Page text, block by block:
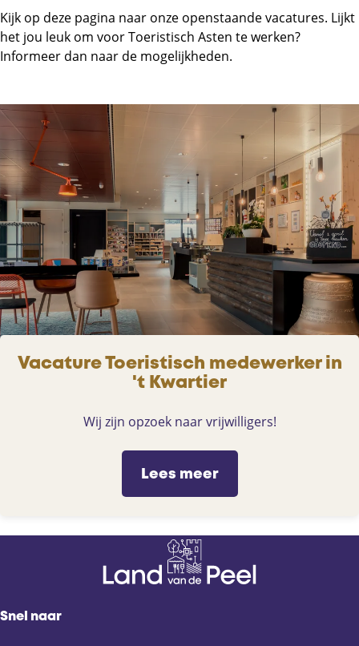
Kijk op deze pagina naar onze openstaande vacatures. Lijkt
het jou leuk om voor Toeristisch Asten te werken?
Informeer dan naar de mogelijkheden.
Vacature Toeristisch medewerker in
't Kwartier
Wij zijn opzoek naar vrijwilligers!
Lees meer
Snel naar